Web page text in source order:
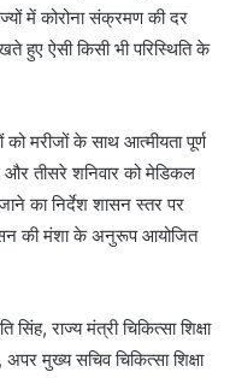
में कोरोना संक्रमण की दर
ऐसी किसी भी परिस्थिति के
को मरीजों के साथ आत्मीयता पूर्ण
और तीसरे शनिवार को मेडिकल
का निर्देश शासन स्तर पर
की मंशा के अनुरूप आयोजित
राज्य मंत्री चिकित्सा शिक्षा
मुख्य सचिव चिकित्सा शिक्षा